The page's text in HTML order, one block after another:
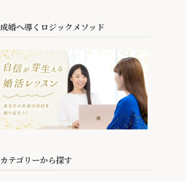
成婚へ導くロジックメソッド
カテゴリーから探す